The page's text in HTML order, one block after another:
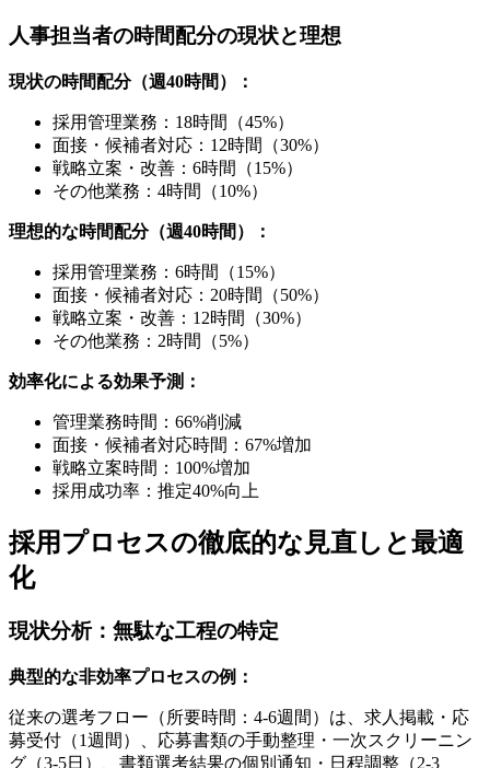
人事担当者の時間配分の現状と理想
現状の時間配分（週40時間）：
採用管理業務：18時間（45%）
面接・候補者対応：12時間（30%）
戦略立案・改善：6時間（15%）
その他業務：4時間（10%）
理想的な時間配分（週40時間）：
採用管理業務：6時間（15%）
面接・候補者対応：20時間（50%）
戦略立案・改善：12時間（30%）
その他業務：2時間（5%）
効率化による効果予測：
管理業務時間：66%削減
面接・候補者対応時間：67%増加
戦略立案時間：100%増加
採用成功率：推定40%向上
採用プロセスの徹底的な見直しと最適
化
現状分析：無駄な工程の特定
典型的な非効率プロセスの例：
従来の選考フロー（所要時間：4-6週間）は、求人掲載・応
募受付（1週間）、応募書類の手動整理・一次スクリーニン
グ（3-5日）、書類選考結果の個別通知・日程調整（2-3